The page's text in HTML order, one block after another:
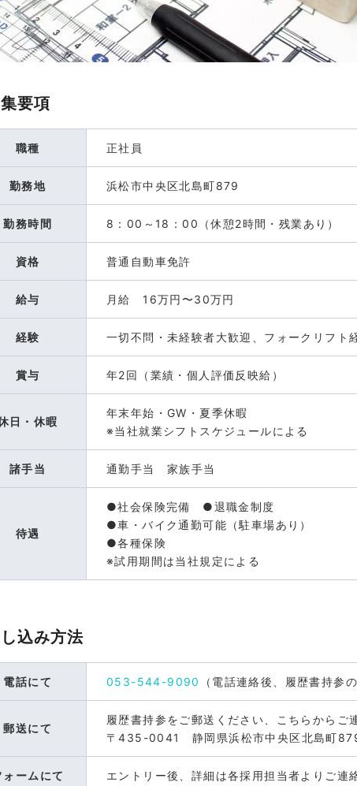
要項
職種 正社員
勤務地 浜松市中央区北島町879
勤務時間 8：00～18：00（休憩2時間・残業あり）
資格 普通自動車免許
給与 月給 16万円〜30万円
経験 一切不問・未経験者大歓迎、フォークリフト
賞与 年2回（業績・個人評価反映給）
日・休暇
年末年始・GW・夏季休暇
※当社就業シフトスケジュールによる
諸手当 通勤手当 家族手当
待遇
●社会保険完備 ●退職金制度
●車・バイク通勤可能（駐車場あり）
●各種保険
※試用期間は当社規定による
込み方法
電話にて 053-544-9090 （電話連絡後、履歴書持参
郵送にて
履歴書持参をご郵送ください、こちらからご
〒435-0041 静岡県浜松市中央区北島町879
ォームにて エントリー後、詳細は各採用担当者よりご連